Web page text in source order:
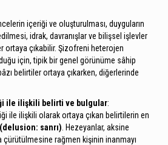
içeriği ve oluşturulması, duyguların
idrak, davranışlar ve bilişsel işlevler
ortaya çıkabilir. Şizofreni heterojen
için, tipik bir genel görünüme sâhip
belirtiler ortaya çıkarken, diğerlerinde
ile ilişkili belirti ve bulgular:
ile ilişkili olarak ortaya çıkan belirtilerin en
sanrı) . Hezeyanlar, aksine
çürütülmesine rağmen kişinin inanmayı